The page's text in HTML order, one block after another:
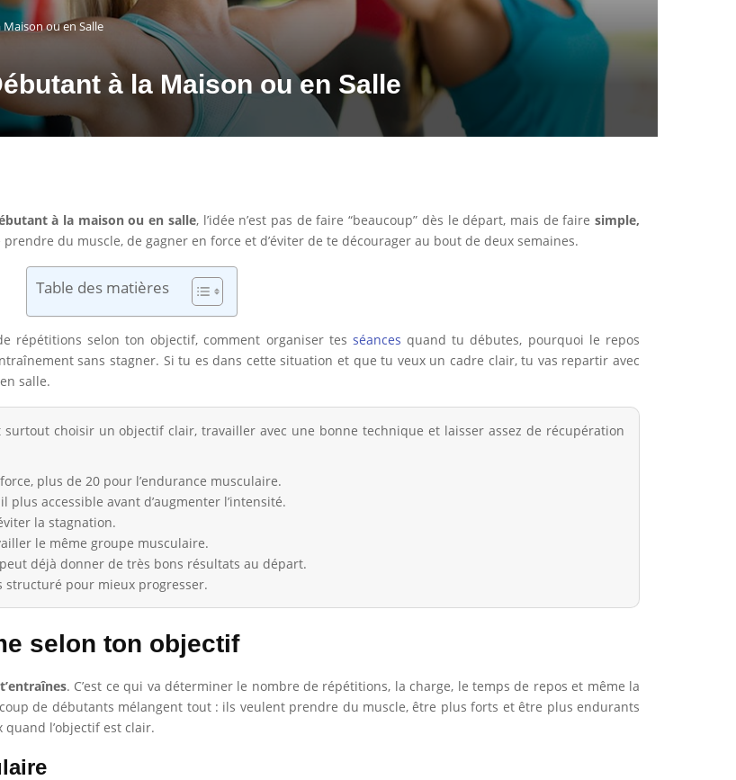
ou en Salle
à la Maison ou en Salle
à la maison ou en salle, l’idée n’est pas de faire “beaucoup” dès le départ, mais de fairesimple,
du muscle, de gagner en force et d’éviter de te décourager au bout de deux semaines.
Table des matières
répétitions selon ton objectif, comment organiser tes séances quand tu débutes, pourquoi le repos
sans stagner. Si tu es dans cette situation et que tu veux un cadre clair, tu vas repartir avec
salle.
choisir un objectif clair, travailler avec une bonne technique et laisser assez de récupération
plus de 20 pour l’endurance musculaire.
accessible avant d’augmenter l’intensité.
la stagnation.
le même groupe musculaire.
déjà donner de très bons résultats au départ.
structuré pour mieux progresser.
selon ton objectif
. C’est ce qui va déterminer le nombre de répétitions, la charge, le temps de repos et même la
de débutants mélangent tout : ils veulent prendre du muscle, être plus forts et être plus endurants
quand l’objectif est clair.